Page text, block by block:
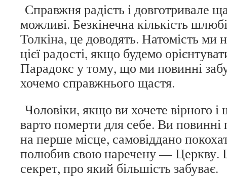
Справжня радість і довготривале
можливі. Безкінечна кількість
Толкіна, це доводять. Натомість ми
цієї радості, якщо будемо
Парадокс у тому, що ми повинні
хочемо справжнього щастя.
Чоловіки, якщо ви хочете вірного
варто померти для себе. Ви
на перше місце, самовіддано
полюбив свою наречену — Церкву.
секрет, про який більшість забуває.